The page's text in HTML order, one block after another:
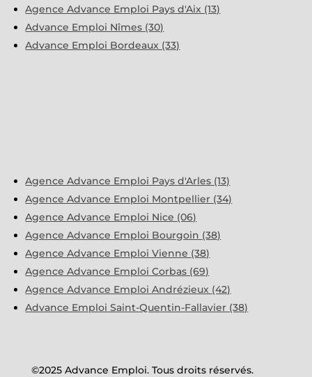
Agence Advance Emploi Pays d'Aix (13)
Advance Emploi Nîmes (30)
Advance Emploi Bordeaux (33)
Agence Advance Emploi Pays d'Arles (13)
Agence Advance Emploi Montpellier (34)
Agence Advance Emploi Nice (06)
Agence Advance Emploi Bourgoin (38)
Agence Advance Emploi Vienne (38)
Agence Advance Emploi Corbas (69)
Agence Advance Emploi Andrézieux (42)
Advance Emploi Saint-Quentin-Fallavier (38)
©2025 Advance Emploi. Tous droits réservés.